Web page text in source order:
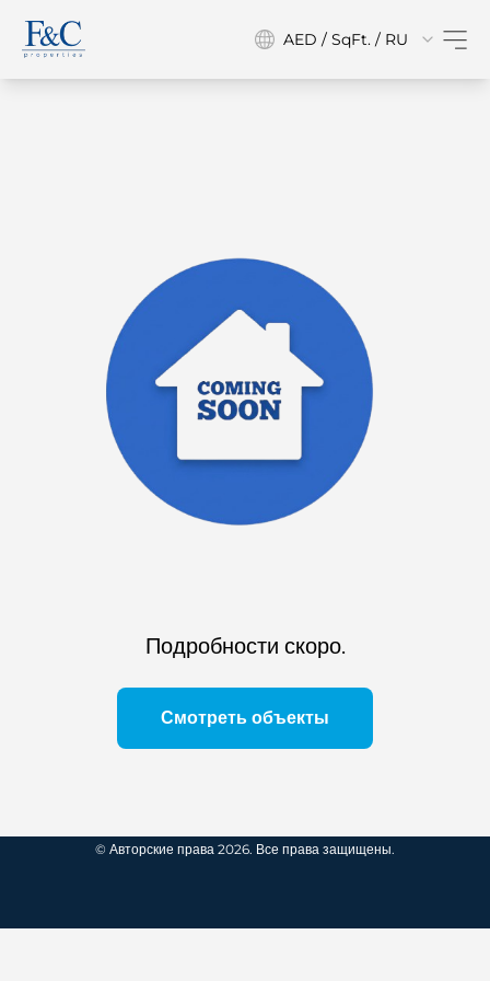
AED / SqFt. / RU
Подробности скоро.
Смотреть объекты
© Авторские права 2026. Все права защищены.